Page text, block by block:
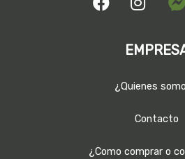
¿Quienes
Contacto
¿Como comprar o